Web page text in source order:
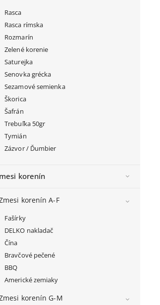
Rasca
Rasca rímska
Rozmarín
Zelené korenie
Saturejka
Senovka grécka
Sezamové semienka
Škorica
Šafrán
Trebuľka 50gr
Tymián
Zázvor / Ďumbier
korenín
korenín A-F
Fašírky
DELKO nakladač
Čína
Bravčové pečené
BBQ
Americké zemiaky
korenín G-M